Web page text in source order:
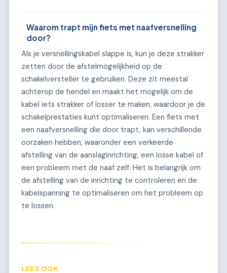
Waarom trapt mijn fiets met naafversnelling
door?
Als je versnellingskabel slappe is, kun je deze strakker
zetten door de afstelmogelijkheid op de
schakelversteller te gebruiken. Deze zit meestal
achterop de hendel en maakt het mogelijk om de
kabel iets strakker of losser te maken, waardoor je de
schakelprestaties kunt optimaliseren. Een fiets met
een naafversnelling die door trapt, kan verschillende
oorzaken hebben, waaronder een verkeerde
afstelling van de aanslaginrichting, een losse kabel of
een probleem met de naaf zelf. Het is belangrijk om
de afstelling van de inrichting te controleren en de
kabelspanning te optimaliseren om het probleem op
te lossen.
LEES OOK